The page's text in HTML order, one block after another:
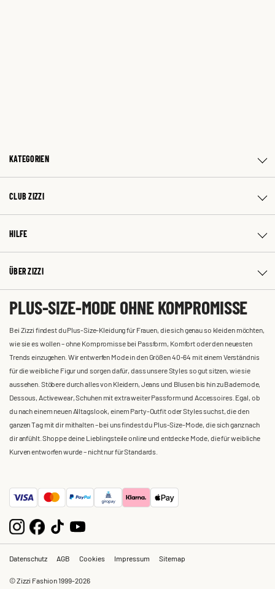
KATEGORIEN
CLUB ZIZZI
HILFE
ÜBER ZIZZI
PLUS-SIZE-MODE OHNE KOMPROMISSE
Bei Zizzi findest du Plus-Size-Kleidung für Frauen, die sich genau so kleiden möchten,
wie sie es wollen – ohne Kompromisse bei Passform, Komfort oder den neuesten
Trends einzugehen. Wir entwerfen Mode in den Größen 40-64 mit einem Verständnis
für die weibliche Figur und sorgen dafür, dass unsere Styles so gut sitzen, wie sie
aussehen. Stöbere durch alles von Kleidern, Jeans und Blusen bis hin zu Bademode,
Dessous, Activewear, Schuhen mit extra weiter Passform und Accessoires. Egal, ob
du nach einem neuen Alltagslook, einem Party-Outfit oder Styles suchst, die den
ganzen Tag mit dir mithalten – bei uns findest du Plus-Size-Mode, die sich ganz nach
dir anfühlt. Shoppe deine Lieblingsteile online und entdecke Mode, die für weibliche
Kurven entworfen wurde – nicht nur für Standards.
Datenschutz AGB Cookies Impressum Sitemap
© Zizzi Fashion 1999-2026